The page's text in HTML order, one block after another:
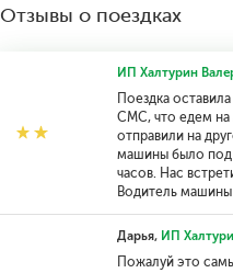
Отзывы о поездках
ИП Халтурин
Поездка
СМС, что едем на
отправили на
машины было под
часов. Нас
Водитель машины
Дарья, ИП
Пожалуй это